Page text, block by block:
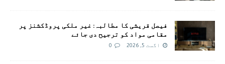
فیصل قریشی کا مطالبہ: غیر ملکی پروڈکشنز پر
مقامی مواد کو ترجیح دی جائے
اگست 5, 2026 0